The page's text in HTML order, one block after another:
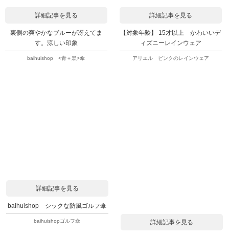
詳細記事を見る
裏側の爽やかなブルーが冴えてま
す。涼しい印象
baihuishop <青＋黒>傘
詳細記事を見る
【対象年齢】 15才以上 かわいいデ
ィズニーレインウェア
アリエル ピンクのレインウェア
詳細記事を見る
baihuishop シックな防風ゴルフ傘
baihuishopゴルフ傘 詳細記事を見る